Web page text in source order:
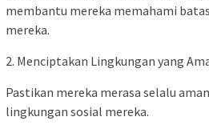
membantu mereka memahami
mereka.
2. Menciptakan Lingkungan yang
Pastikan mereka merasa selalu
lingkungan sosial mereka.